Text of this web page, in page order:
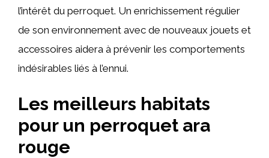
l’intérêt du perroquet. Un enrichissement régulier
de son environnement avec de nouveaux jouets et
accessoires aidera à prévenir les comportements
indésirables liés à l’ennui.
Les meilleurs habitats
pour un perroquet ara
rouge